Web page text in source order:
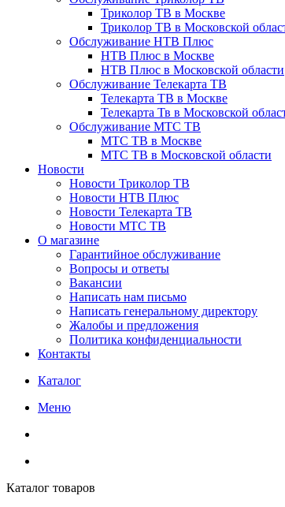
Триколор ТВ в Москве
Триколор ТВ в Московской
Обслуживание НТВ Плюс
НТВ Плюс в Москве
НТВ Плюс в Московской области
Обслуживание Телекарта ТВ
Телекарта ТВ в Москве
Телекарта Тв в Московской
Обслуживание МТС ТВ
МТС ТВ в Москве
МТС ТВ в Московской области
Новости
Новости Триколор ТВ
Новости НТВ Плюс
Новости Телекарта ТВ
Новости МТС ТВ
О магазине
Гарантийное обслуживание
Вопросы и ответы
Вакансии
Написать нам письмо
Написать генеральному директору
Жалобы и предложения
Политика конфиденциальности
Контакты
Каталог
Меню
Каталог товаров